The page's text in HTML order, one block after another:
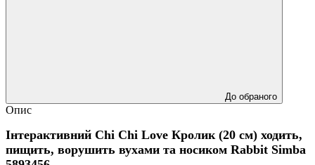
До обраного
Опис
Інтерактивний Chi Chi Love Кролик (20 см) ходить,
пищить, ворушить вухами та носиком Rabbit Simba